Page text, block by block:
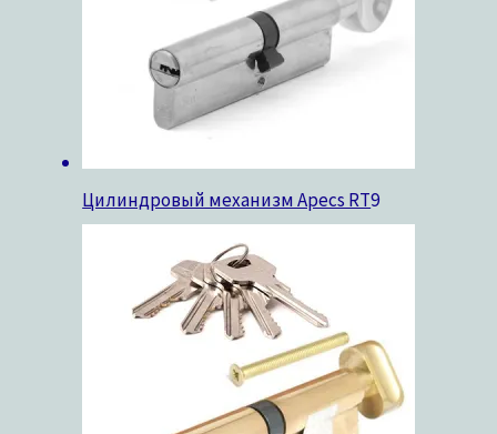
Цилиндровый механизм Apecs RT9